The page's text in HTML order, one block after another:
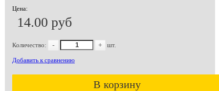
Цена:
14.00 руб
Количество: - + шт.
Добавить к сравнению
В корзину